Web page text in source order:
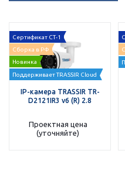
Сертификат СТ-1
Сборка в РФ
Новинка
Поддерживает TRASSIR Cloud
IP-камера TRASSIR TR-
D2121IR3 v6 (R) 2.8
Проектная цена
(уточняйте)